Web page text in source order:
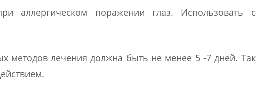
аллергическом поражении глаз. Использовать с
методов лечения должна быть не менее 5 -7 дней. Так